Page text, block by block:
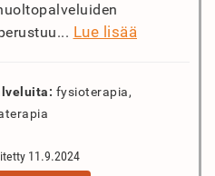
Lue lisää
fysioterapia,
11.9.2024